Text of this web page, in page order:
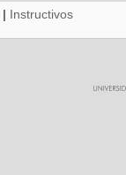
| Instructivos